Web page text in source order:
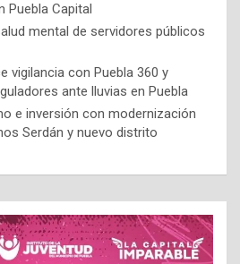
Puebla Capital
mental de servidores públicos
vigilancia con Puebla 360 y
ante lluvias en Puebla
e inversión con modernización
Serdán y nuevo distrito